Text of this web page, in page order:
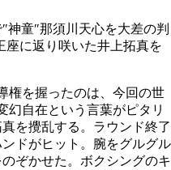
神童″那須川天心を大差の判
座に返り咲いた井上拓真を
権を握ったのは、今回の世
幻自在という言葉がピタリ
を攪乱する。ラウンド終了
ドがヒット。腕をグルグル
ぞかせた。ボクシングのキ